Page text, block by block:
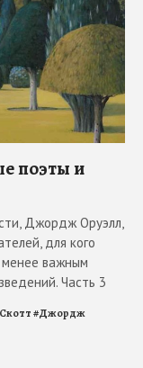
поэты и
Джордж Оруэлл,
для кого
менее важным
Часть 3
#Джордж